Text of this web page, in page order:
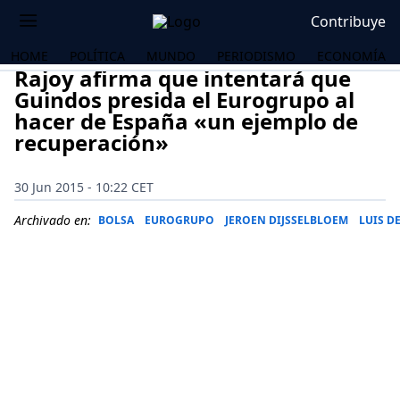
Contribuye
HOME POLÍTICA MUNDO PERIODISMO ECONOMÍA
Rajoy afirma que intentará que
Guindos presida el Eurogrupo al
hacer de España «un ejemplo de
recuperación»
30 Jun 2015 - 10:22 CET
Archivado en: BOLSA EUROGRUPO JEROEN DIJSSELBLOEM LUIS